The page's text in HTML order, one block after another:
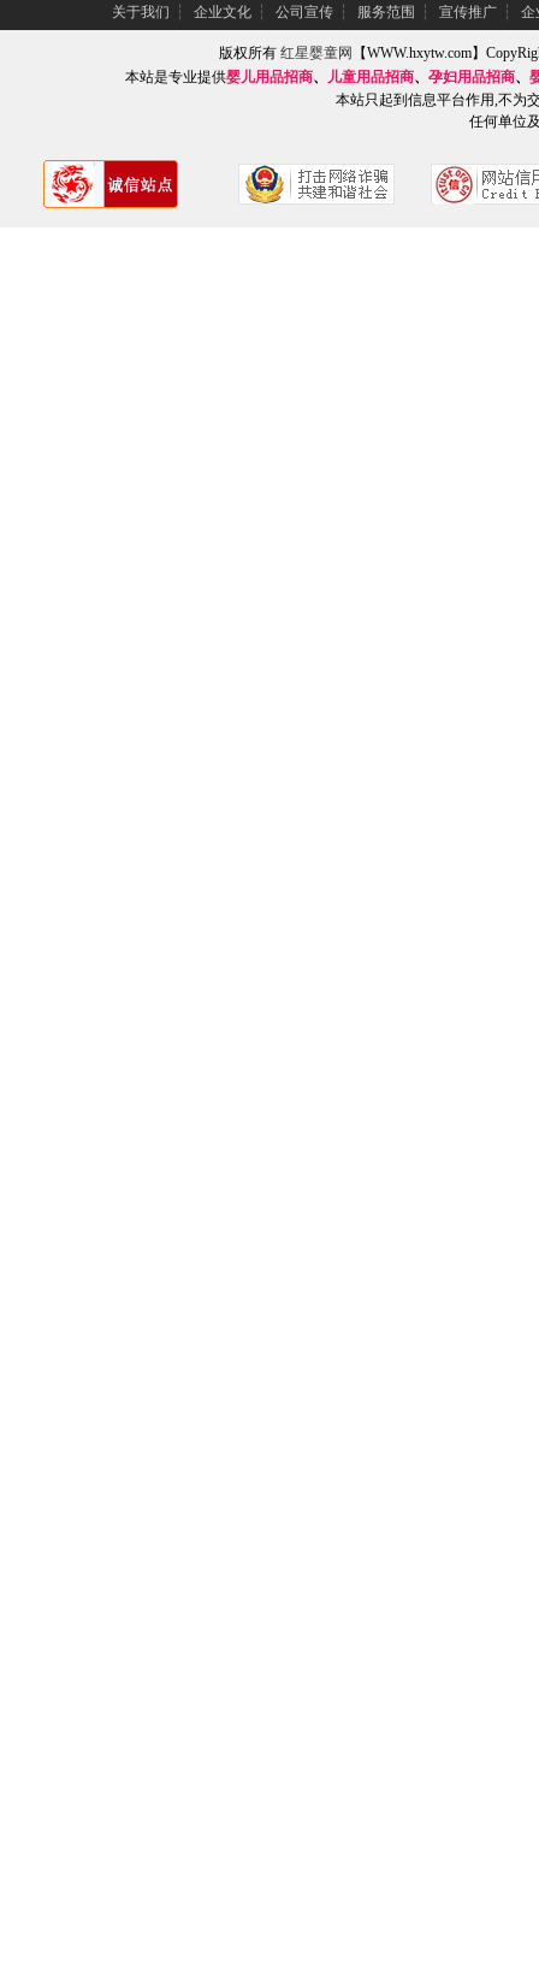
关于我们 ┆ 企业文化 ┆ 公司宣传 ┆ 服务范围 ┆ 宣传推广 ┆ 企
版权所有红星婴童网
【WWW.hxytw.com】
本站是专业提供婴儿用品招商、 儿童用品招商、 孕妇用品招商、
本站只起到信息平台作用,不为
任何单位